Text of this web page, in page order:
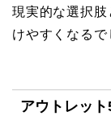
現実的な選択
けやすくなるで
アウトレッ